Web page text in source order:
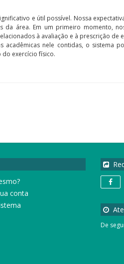
e útil possível. Nossa
área. Em um primeiro momento,
à avaliação e à prescrição de
nele contidas, o sistema
exercício físico.
conta
De